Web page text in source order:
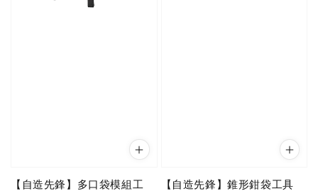
【自造先鋒】多口袋模組工
【自造先鋒】錐形鉗袋工具